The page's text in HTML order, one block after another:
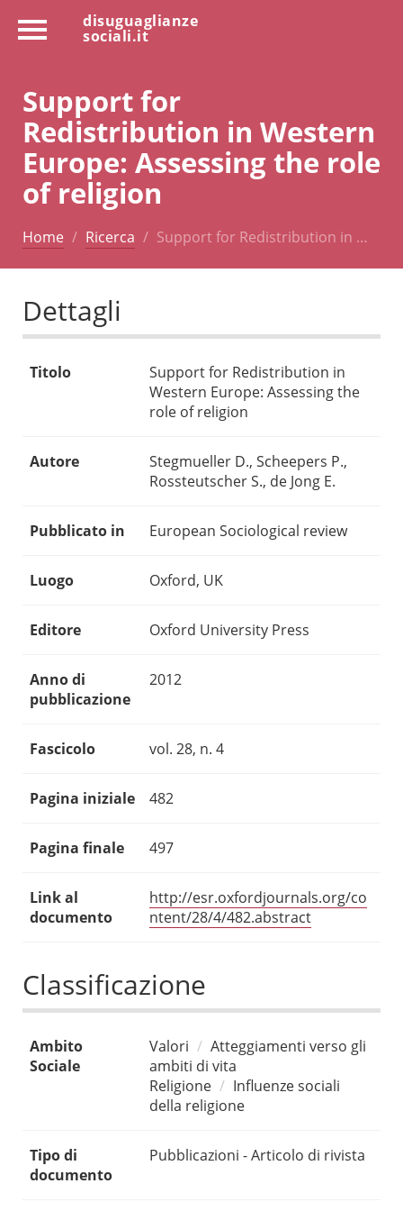
disuguaglianze
sociali.it
Support for
Redistribution in Western
Europe: Assessing the role
of religion
Home Ricerca Support for Redistribution in …
Dettagli
Titolo
Support for Redistribution in
Western Europe: Assessing the
role of religion
Autore
Stegmueller D., Scheepers P.,
Rossteutscher S., de Jong E.
Pubblicato in European Sociological review
Luogo Oxford, UK
Editore Oxford University Press
Anno di
pubblicazione
2012
Fascicolo vol. 28, n. 4
Pagina iniziale 482
Pagina finale 497
Link al
documento
http://esr.oxfordjournals.org/co
ntent/28/4/482.abstract
Classificazione
Ambito
Sociale
Valori
Atteggiamenti verso gli
ambiti di vita
Religione
Influenze sociali
della religione
Tipo di
documento
Pubblicazioni - Articolo di rivista